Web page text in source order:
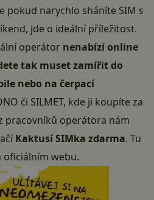
pokud narychlo sháníte SIM s
jde o ideální příležitost.
operátor nenabízí online
tak muset zamířit do
nebo na čerpací
či SILMET, kde ji koupíte za
pracovníků operátora nám
Kaktusí SIMka zdarma. Tu
oficiálním webu.